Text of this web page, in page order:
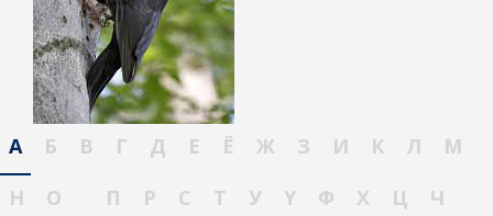
А Б В Г Д Е Ё Ж З И К Л
М
Н
О П Р С Т У Ү Ф Х Ц
Ч